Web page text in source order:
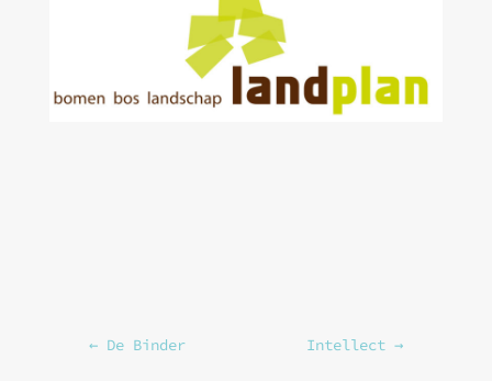
← De Binder Intellect →